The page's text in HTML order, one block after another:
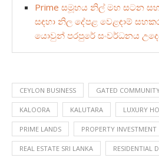
Prime සමූහය නිල් මහ සටන සහ
සඳහා නිල දේපළ වෙළඳාම්
යොවුන් පරපුරේ සංවර්ධනය
CEYLON BUSINESS GATED
KALOORA KALUTARA LUXURY
PRIME LANDS PROPERTY INVESTMENT
REAL ESTATE SRI LANKA RESIDENTIAL